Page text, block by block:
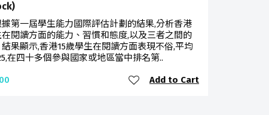
第一屆學生能力國際評估計劃的結果,分析香港
在閱讀方面的能力、習慣和態度,以及三者之間的
結果顯示,香港15歲學生在閱讀方面表現不俗,平均
在四十多個參與國家或地區當中排名第..
Add to Cart